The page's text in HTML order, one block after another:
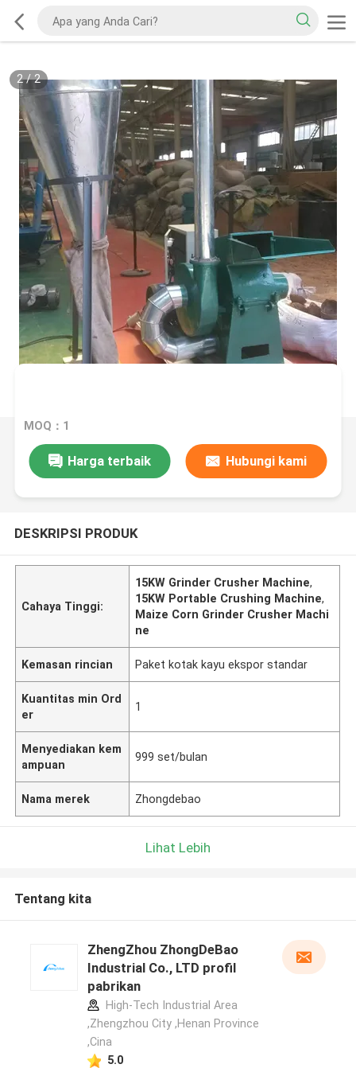
2/2
MOQ：1
Harga terbaik Hubungi kami
DESKRIPSI PRODUK
Cahaya Tinggi:
15KW Grinder Crusher Machine,
15KW Portable Crushing Machine,
Maize Corn Grinder Crusher Machi
ne
Kemasan rincian Paket kotak kayu ekspor standar
Kuantitas min Ord
er
1
Menyediakan kem
ampuan
999 set/bulan
Nama merek Zhongdebao
Lihat Lebih
Tentang kita
ZhengZhou ZhongDeBao
Industrial Co., LTD profil
pabrikan
High-Tech Industrial Area
,Zhengzhou City ,Henan Province
,Cina
5.0